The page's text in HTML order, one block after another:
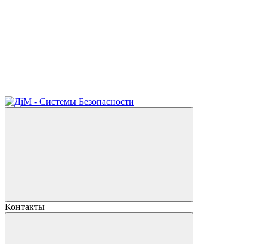
Контакты